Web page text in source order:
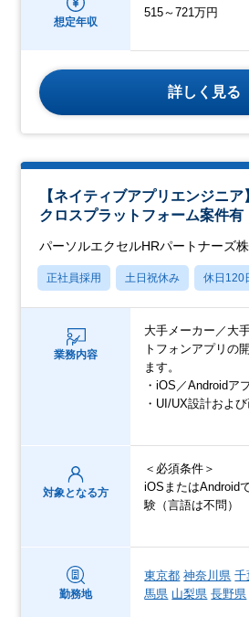
想定年収
515～721万円
詳しく見る
【ネイティブアプリエンジニ
クロスプラットフォーム案件有
パーソルエクセルHRパートナーズ
正社員採用 土日祝休み 休日120
業務内容
大手メーカー／大
トフォンアプリの
ます。
・iOS／Androidア
・UI/UX設計およ
対象となる方
＜必須条件＞
iOSまたはAndroid
験（言語は不問）
勤務地
東京都 神奈川県 千
馬県 山梨県 長野県